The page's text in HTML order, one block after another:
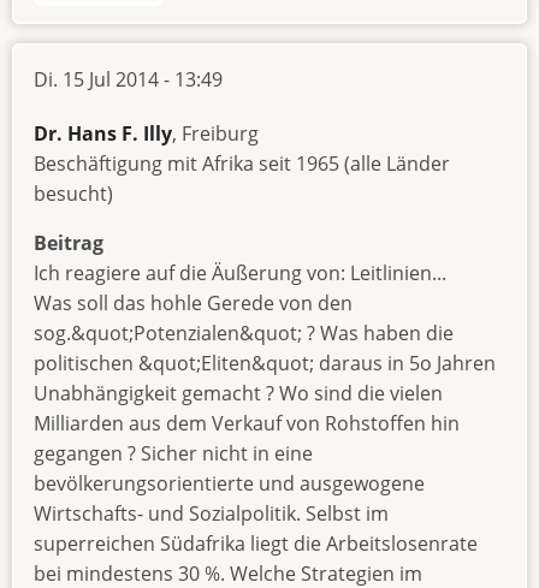
Di. 15 Jul 2014 - 13:49
Dr. Hans F. Illy, Freiburg
Beschäftigung mit Afrika seit 1965 (alle Länder
besucht)
Beitrag
Ich reagiere auf die Äußerung von: Leitlinien...
Was soll das hohle Gerede von den
sog.&quot;Potenzialen&quot; ? Was haben die
politischen &quot;Eliten&quot; daraus in 5o Jahren
Unabhängigkeit gemacht ? Wo sind die vielen
Milliarden aus dem Verkauf von Rohstoffen hin
gegangen ? Sicher nicht in eine
bevölkerungsorientierte und ausgewogene
Wirtschafts- und Sozialpolitik. Selbst im
superreichen Südafrika liegt die Arbeitslosenrate
bei mindestens 30 %. Welche Strategien im